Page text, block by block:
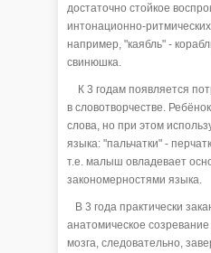
достаточно стойкое
интонационно-ритмических
например, "каябль" -
свинюшка.
К 3 годам появляется
в словотворчестве.
слова, но при этом
языка: "пальчатки" -
т.е. малыш овладевает
закономерностями языка.
В 3 года практически
анатомическое
мозга, следовательно,